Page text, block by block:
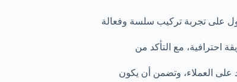
على تجربة تركيب سلسة وفعالة
احترافية، مع التأكد من
على العملاء، وتضمن أن يكون